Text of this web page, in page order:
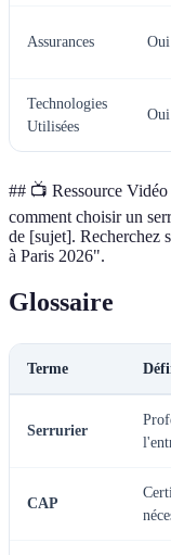
Assurances Oui
Technologies
Utilisées
Oui
## 📺 Ressource
comment choisir un
de [sujet]. Recherchez
à Paris 2026".
Glossaire
Terme
Serrurier
CAP